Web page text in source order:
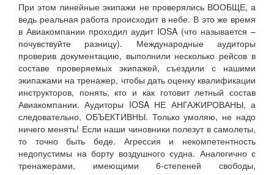
При этом линейные экипажи не проверялись ВООБЩЕ, а
ведь реальная работа происходит в небе. В это же время
в Авиакомпании проходил аудит IOSA (что называется –
почувствуйте разницу). Международные аудиторы
проверив документацию, выполнили несколько рейсов в
составе проверяемых экипажей, съездили с нашими
экипажами на тренажер, чтобы дать оценку квалификации
инструкторов, понять, кто и как готовит летный состав
Авиакомпании. Аудиторы IOSA НЕ АНГАЖИРОВАНЫ, а
следовательно, ОБЪЕКТИВНЫ. Только умоляю, не надо
ничего менять! Если наши чиновники полезут в самолеты,
то точно быть беде. Агрессия и некомпетентность
недопустимы на борту воздушного судна. Аналогично с
тренажерами, имеющими 6-степеней свободы,